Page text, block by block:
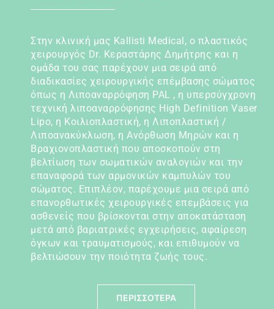
Στην κλινική μας Kallisti Medical, ο πλαστικός
χειρουργός Dr. Κεραστάρης Δημήτρης και η
ομάδα του σας παρέχουν μια σειρά από
διαδικασίες χειρουργικής επέμβασης σώματος
όπως η Λιποαναρρόφηση PAL , η υπερσύγχρονη
τεχνική λιποαναρρόφησης High Definition Vaser
Lipo, η Κοιλιοπλαστική, η Λιποπλαστική /
Λιποανακύκλωση, η Ανόρθωση Μηρών και η
Βραχιονοπλαστική που αποσκοπούν στη
βελτίωση των σωματικών αναλογιών και την
επαναφορά των αρμονικών καμπυλών του
σώματος. Επιπλέον, παρέχουμε μια σειρά από
επανορθωτικές χειρουργικές επεμβάσεις για
ασθενείς που βρίσκονται στην αποκατάσταση
μετά από βαριατρικές εγχειρήσεις, αφαίρεση
όγκων και τραυματισμούς, και επιθυμούν να
βελτιώσουν την ποιότητα ζωής τους.
ΠΕΡΙΣΣΟΤΕΡΑ